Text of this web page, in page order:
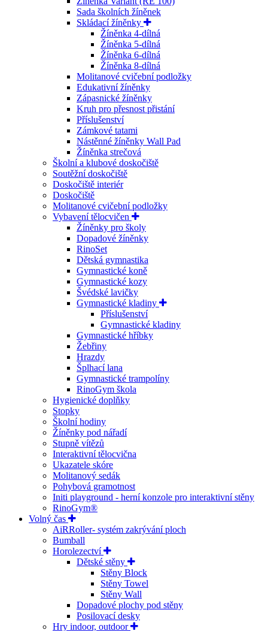
Sada školních žíněnek
Skládací žíněnky
Žíněnka 4-dílná
Žíněnka 5-dílná
Žíněnka 6-dílná
Žíněnka 8-dílná
Molitanové cvičební podložky
Edukativní žíněnky
Zápasnické žíněnky
Kruh pro přesnost přistání
Příslušenství
Zámkové tatami
Nástěnné žíněnky Wall Pad
Žíněnka strečová
Školní a klubové doskočiště
Soutěžní doskočiště
Doskočiště interiér
Doskočiště
Molitanové cvičební podložky
Vybavení tělocvičen
Žíněnky pro školy
Dopadové žíněnky
RinoSet
Dětská gymnastika
Gymnastické koně
Gymnastické kozy
Švédské lavičky
Gymnastické kladiny
Příslušenství
Gymnastické kladiny
Gymnastické hříbky
Žebřiny
Hrazdy
Šplhací lana
Gymnastické trampolíny
RinoGym škola
Hygienické doplňky
Stopky
Školní hodiny
Žíněnky pod nářadí
Stupně vítězů
Interaktivní tělocvična
Ukazatele skóre
Molitanový sedák
Pohybová gramotnost
Initi playground - herní konzole pro interaktivní stěny
RinoGym®
Volný čas
AiRRoller- systém zakrývání ploch
Bumball
Horolezectví
Dětské stěny
Stěny Block
Stěny Towel
Stěny Wall
Dopadové plochy pod stěny
Posilovací desky
Hry indoor, outdoor